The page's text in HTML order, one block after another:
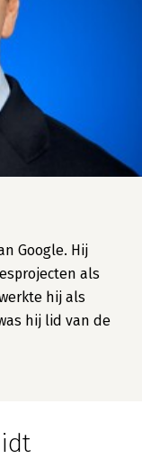
Google. Hij
als
hij als
hij lid van de